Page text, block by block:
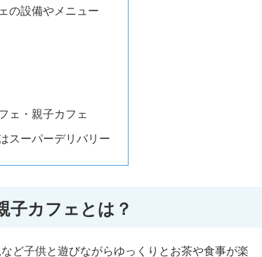
の設備やメニュー
ェ・親子カフェ
スーパーデリバリー
子カフェとは？
ど子供と遊びながらゆっくりとお茶や食事が楽